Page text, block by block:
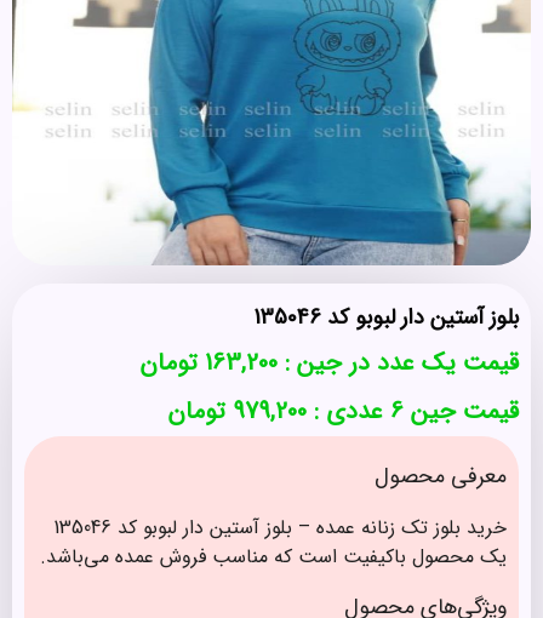
بلوز آستین دار لبوبو کد 135046
قیمت یک عدد در جین : 163,200 تومان
قیمت جین 6 عددی : 979,200 تومان
معرفی محصول
خرید بلوز تک زنانه عمده – بلوز آستین دار لبوبو کد 135046
یک محصول باکیفیت است که مناسب فروش عمده می‌باشد.
ویژگی‌های محصول